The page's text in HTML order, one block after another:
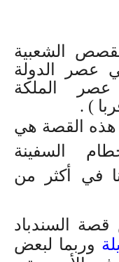
الشعبية
عصر الدولة
الملكة
) .
هذه القصة هي
السفينة
في أكثر من
السندباد
وربما لبعض